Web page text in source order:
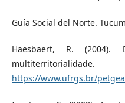
Guía Social del Norte.
Haesbaert, R.
https://www.ufrgs.br/